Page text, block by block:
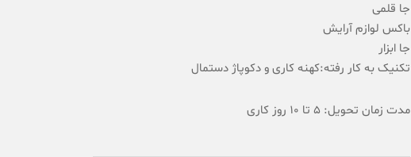
جا قلمی
باکس لوازم آرایش
جا ابزار
تکنیک به کار رفته:کهنه کاری و دکوپاژ دستمال
مدت زمان تحویل: 5 تا 10 روز کاری